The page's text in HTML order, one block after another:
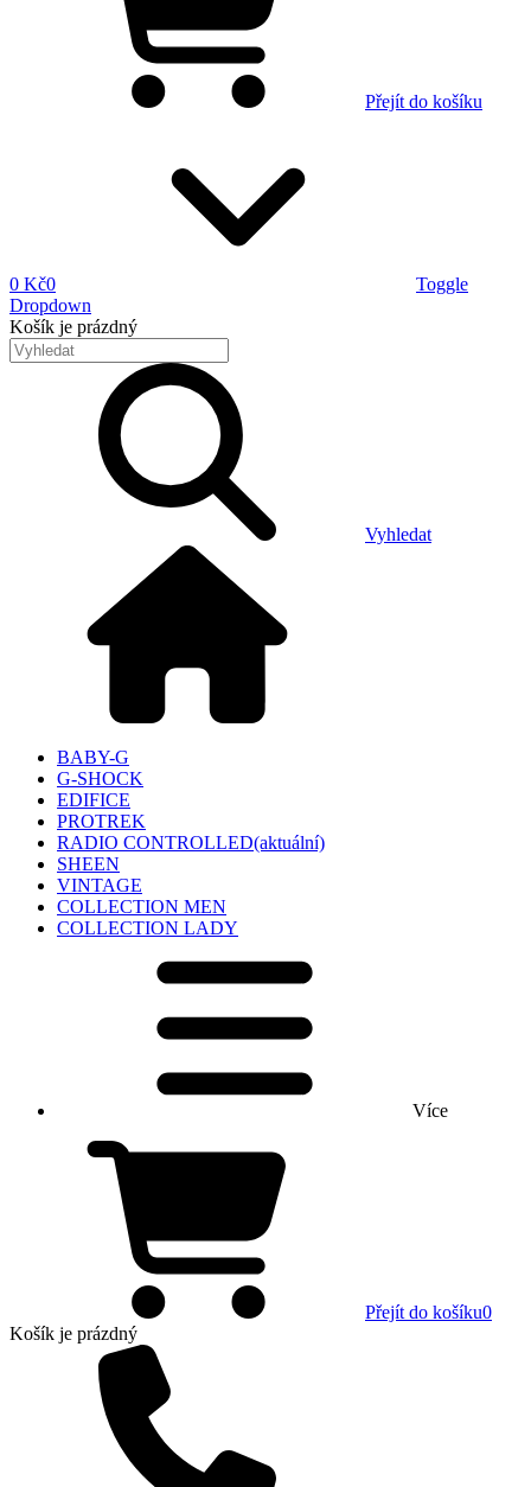
Přejít do košíku
0 Kč0
Toggle
Dropdown
Košík je prázdný
Vyhledat
BABY-G
G-SHOCK
EDIFICE
PROTREK
RADIO CONTROLLED(aktuální)
SHEEN
VINTAGE
COLLECTION MEN
COLLECTION LADY
Více
Přejít do košíku0
Košík je prázdný